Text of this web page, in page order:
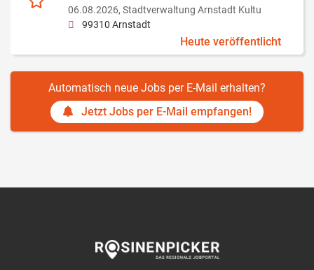
06.08.2026, Stadtverwaltung Arnstadt Kultu
99310 Arnstadt
Heute veröffentlicht
Automatisch neue Jobs per E-Mail erhalten?
Jetzt Jobs per E-Mail empfangen!